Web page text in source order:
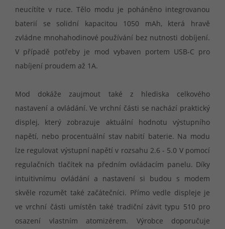
neucítíte v ruce. Tělo modu je poháněno integrovanou
baterií se solidní kapacitou 1050 mAh, která hravě
zvládne mnohahodinové používání bez nutnosti dobíjení.
V případě potřeby je mod vybaven portem USB-C pro
nabíjení proudem až 1A.
Mod dokáže zaujmout také z hlediska celkového
nastavení a ovládání. Ve vrchní části se nachází praktický
displej, který zobrazuje aktuální hodnotu výstupního
napětí, nebo procentuální stav nabití baterie. Na modu
lze regulovat výstupní napětí v rozsahu 2.6 - 5.0 V pomocí
regulačních tlačítek na předním ovládacím panelu. Díky
intuitivnímu ovládání a nastavení si budou s modem
skvěle rozumět také začátečníci. Přímo vedle displeje je
ve vrchní části umístěn také tradiční závit typu 510 pro
osazení vlastním atomizérem. Výrobce doporučuje